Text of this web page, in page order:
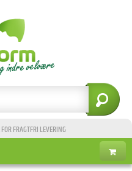
FOR FRAGTFRI LEVERING